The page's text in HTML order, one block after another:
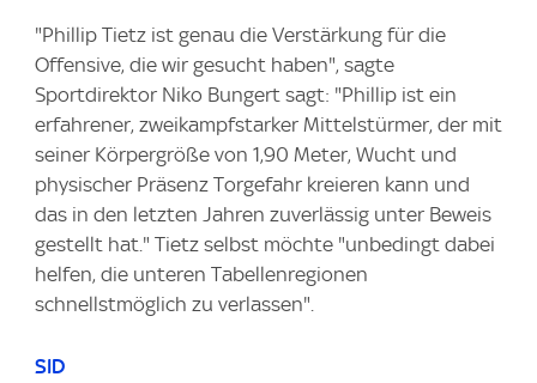
"Phillip Tietz ist genau die Verstärkung für die
Offensive, die wir gesucht haben", sagte
Sportdirektor Niko Bungert sagt: "Phillip ist ein
erfahrener, zweikampfstarker Mittelstürmer, der mit
seiner Körpergröße von 1,90 Meter, Wucht und
physischer Präsenz Torgefahr kreieren kann und
das in den letzten Jahren zuverlässig unter Beweis
gestellt hat." Tietz selbst möchte "unbedingt dabei
helfen, die unteren Tabellenregionen
schnellstmöglich zu verlassen".
SID